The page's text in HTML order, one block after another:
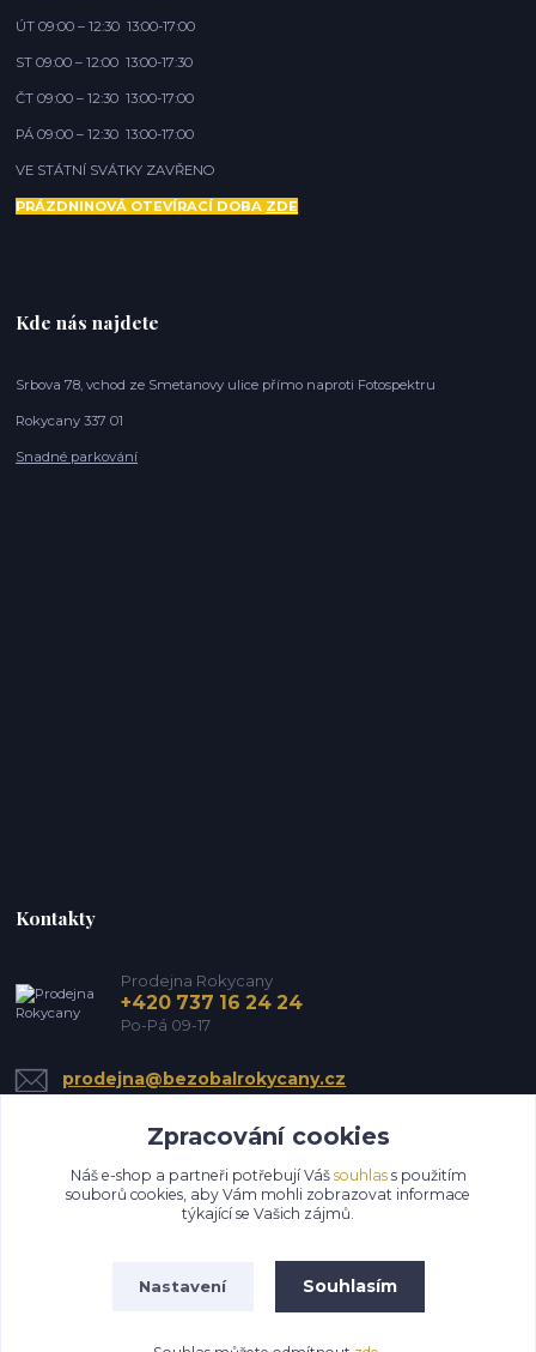
ÚT 09:00 – 12:30 13:00-17:00
ST 09:00 – 12:00 13:00-17:30
ČT 09:00 – 12:30 13:00-17:00
PÁ 09:00 – 12:30 13:00-17:00
VE STÁTNÍ SVÁTKY ZAVŘENO
PRÁZDNINOVÁ OTEVÍRACÍ DOBA ZDE
Kde nás najdete
Srbova 78, vchod ze Smetanovy ulice přímo naproti Fotospektru
Rokycany 337 01
Snadné parkování
Kontakty
Prodejna Rokycany
+420 737 16 24 24
Po-Pá 09-17
prodejna@bezobalrokycany.cz
Upravit sběr cookies.
Zpracování cookies
Náš e-shop a partneři potřebují Váš souhlass použitím
souborů cookies, aby Vám mohli zobrazovat informace
týkající se Vašich zájmů.
Nastavení Souhlasím